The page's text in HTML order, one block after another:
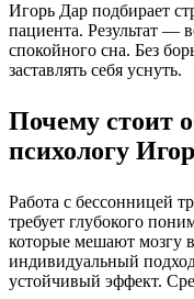
Игорь Дар подбирает
пациента. Результат —
спокойного сна. Без
заставлять себя уснуть.
Почему стоит
психологу
Работа с бессонницей
требует глубокого
которые мешают мозгу
индивидуальный
устойчивый эффект.